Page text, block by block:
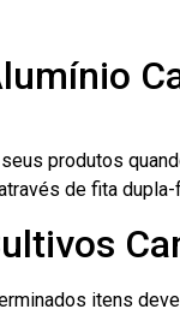
produtos
de fita dupla-
itens